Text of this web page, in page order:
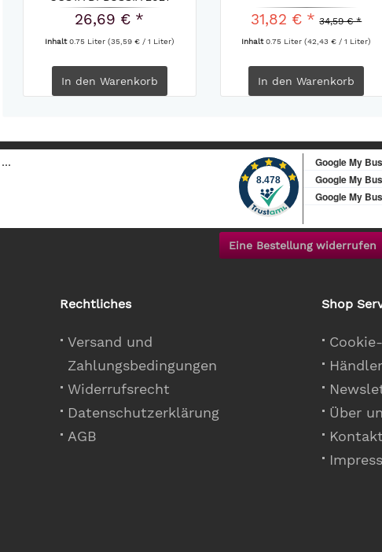
26,69 € *
Inhalt0.75 Liter (35,59 € / 1 Liter)
In den Warenkorb
31,82 € * 34,59 € *
Inhalt0.75 Liter(42,43 € / 1 Liter)
In den Warenkorb
Eine Bestellung widerrufen
Rechtliches
Versand und
Zahlungsbedingungen
Widerrufsrecht
Datenschutzerklärung
AGB
Shop
Über